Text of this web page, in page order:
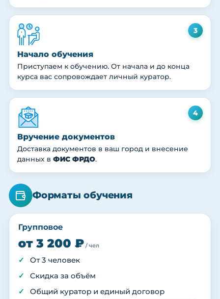
3
Начало обучения
Приступаем к обучению. От начала и до конца
курса вас сопровождает личный куратор.
4
Вручение документов
Доставка документов в ваш город и внесение
данных в ФИС ФРДО.
Форматы обучения
Групповое
от 3 200 ₽ / чел
От 3 человек
Скидка за объём
Общий куратор и единый договор